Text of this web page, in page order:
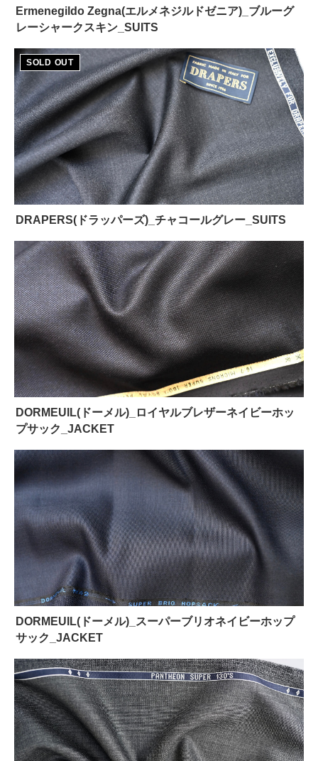
Ermenegildo Zegna(エルメネジルドゼニア)_ブルーグ
レーシャークスキン_SUITS
DRAPERS(ドラッパーズ)_チャコールグレー_SUITS
DORMEUIL(ドーメル)_ロイヤルブレザーネイビーホッ
プサック_JACKET
DORMEUIL(ドーメル)_スーパーブリオネイビーホップ
サック_JACKET